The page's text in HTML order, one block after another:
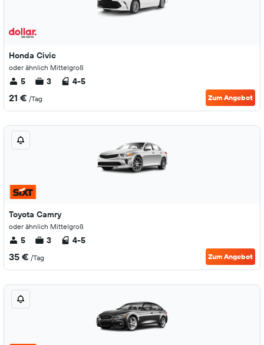
Honda Civic
oder ähnlich Mittelgroß
5 3 4-5
21 € /Tag Zum Angebot
Toyota Camry
oder ähnlich Mittelgroß
5 3 4-5
35 € /Tag Zum Angebot